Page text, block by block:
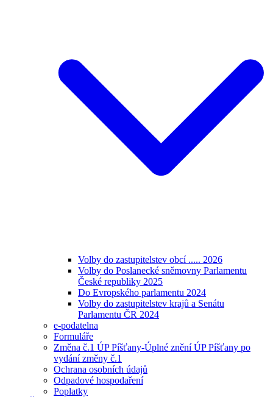
Volby do zastupitelstev obcí ..... 2026
Volby do Poslanecké sněmovny Parlamentu
České republiky 2025
Do Evropského parlamentu 2024
Volby do zastupitelstev krajů a Senátu
Parlamentu ČR 2024
e-podatelna
Formuláře
Změna č.1 ÚP Píšťany-Úplné znění ÚP Píšťany po
vydání změny č.1
Ochrana osobních údajů
Odpadové hospodaření
Poplatky